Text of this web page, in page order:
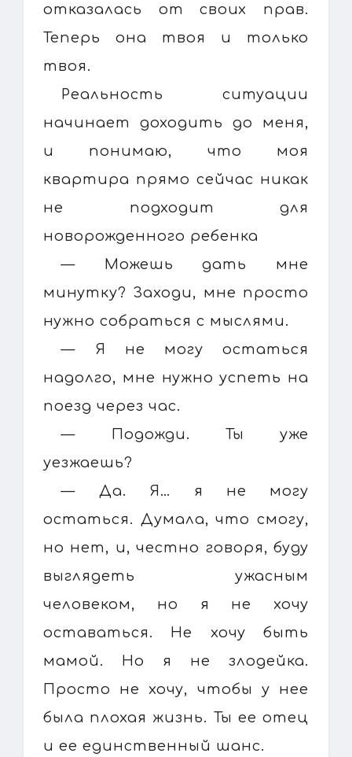
отказалась от своих прав.
Теперь она твоя и только
твоя.
Реальность ситуации
начинает доходить до меня,
и понимаю, что моя
квартира прямо сейчас никак
не подходит для
новорожденного ребенка
— Можешь дать мне
минутку? Заходи, мне просто
нужно собраться с мыслями.
— Я не могу остаться
надолго, мне нужно успеть на
поезд через час.
— Подожди. Ты уже
уезжаешь?
— Да. Я… я не могу
остаться. Думала, что смогу,
но нет, и, честно говоря, буду
выглядеть ужасным
человеком, но я не хочу
оставаться. Не хочу быть
мамой. Но я не злодейка.
Просто не хочу, чтобы у нее
была плохая жизнь. Ты ее отец
и ее единственный шанс.